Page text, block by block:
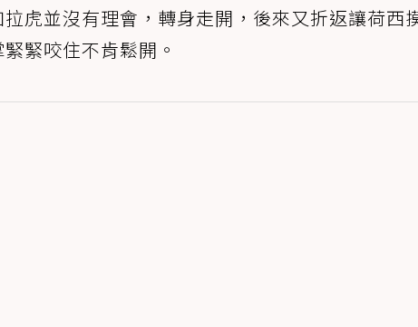
虎並沒有理會，轉身走開，後來又折返讓荷西
緊咬住不肯鬆開。